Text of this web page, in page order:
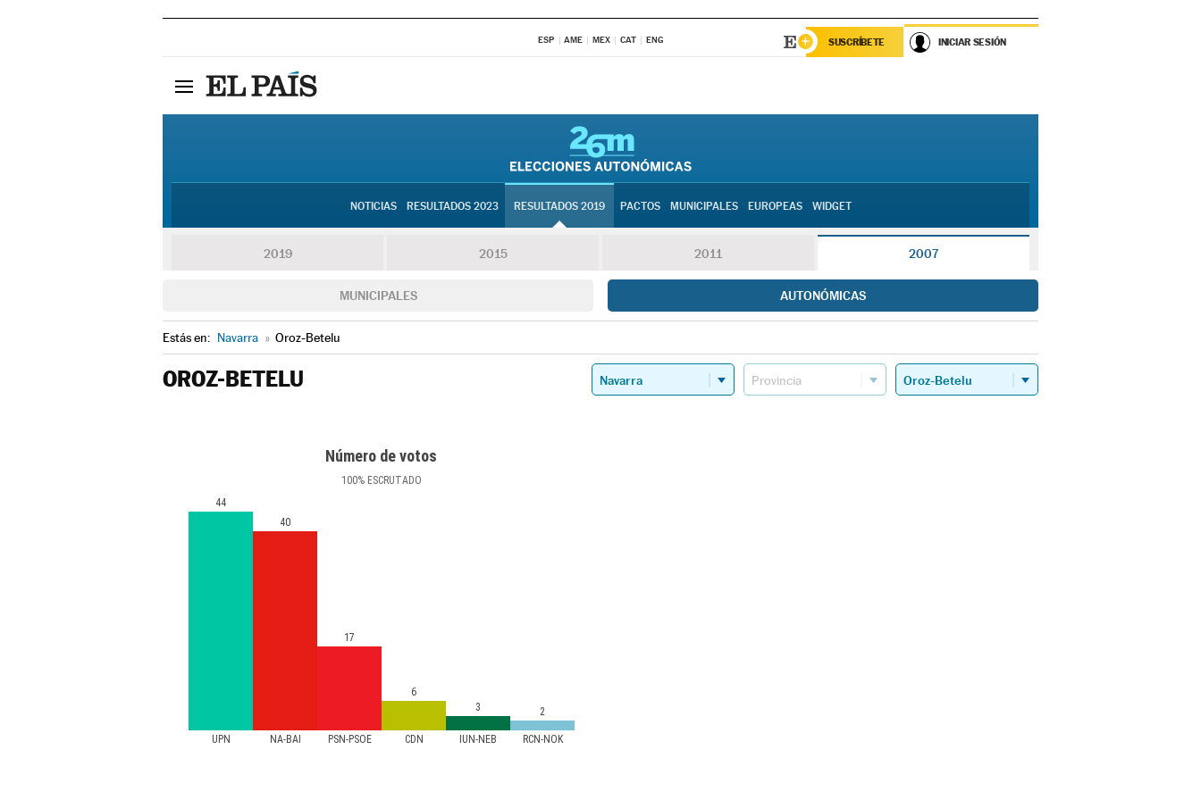
ESP AME MEX CAT ENG SUSCRÍBETE INICIAR SESIÓN
NOTICIAS RESULTADOS 2023 RESULTADOS 2019 PACTOS MUNICIPALES EUROPEAS WIDGET
2019 2015 2011 2007
MUNICIPALES AUTONÓMICAS
Estás en: Navarra » Oroz-Betelu
OROZ-BETELU
Número de votos
100%ESCRUTADO
UPN NA-BAI PSN-PSOE CDN IUN-NEB RCN-NOK
44
40
17
6
3
2